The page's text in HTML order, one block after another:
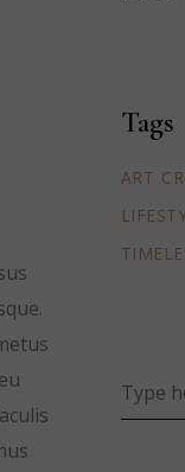
Tags
ART